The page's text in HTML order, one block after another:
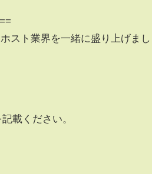
スト業界を一緒に盛り上げまし
載ください。